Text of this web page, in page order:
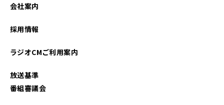
会社案内
採用情報
ラジオCMご利用案内
放送基準
番組審議会